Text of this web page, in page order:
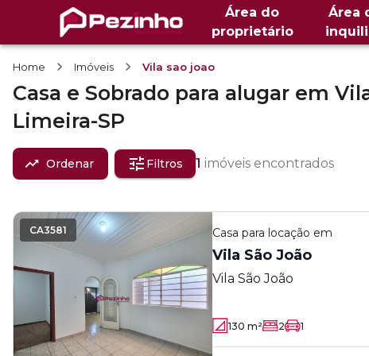
Área do
proprietário
Área
Home Imóveis Vila sao joao
Casa e Sobrado para alugar em
Limeira-SP
Ordenar Filtros 1 imóveis encontrados
CA3581 Casa para locação em
Vila São João
Vila São João
130 m² 2 1